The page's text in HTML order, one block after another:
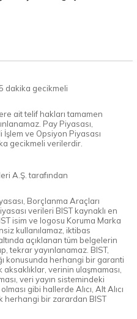
dakika gecikmeli
ait telif hakları tamamen
Pay Piyasası,
İşlem ve Opsiyon Piyasası
gecikmeli verilerdir.
A.Ş. tarafından
Borçlanma Araçları
verileri BIST kaynaklı en
isim ve logosu Koruma Marka
kullanılamaz, iktibas
açıklanan tüm belgelerin
tekrar yayınlanamaz. BIST,
konusunda herhangi bir garanti
verinin ulaşmaması,
veri yayın sistemindeki
gibi hallerde Alıcı, Alt Alıcı
herhangi bir zarardan BIST